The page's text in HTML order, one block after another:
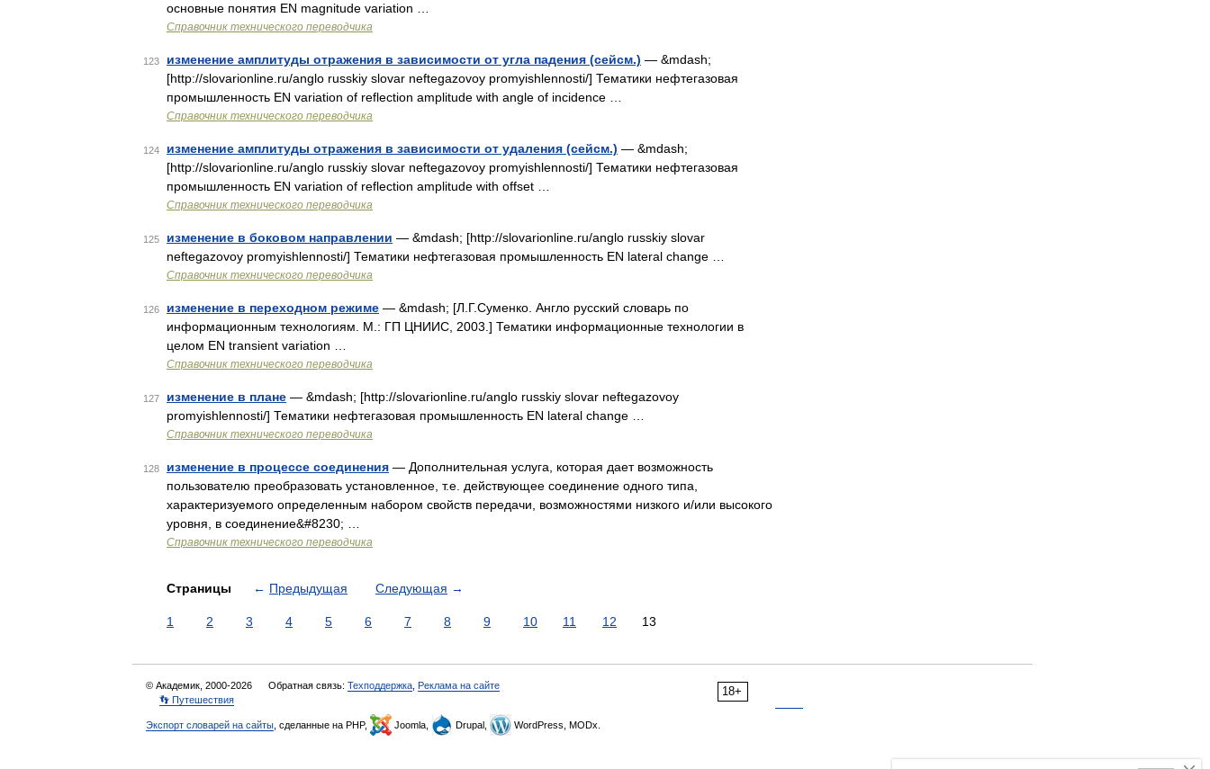
основные понятия EN magnitude variation …
Справочник технического переводчика
123 изменение амплитуды отражения в зависимости от угла падения (сейсм.) — &mdash;
[http://slovarionline.ru/anglo russkiy slovar neftegazovoy promyishlennosti/] Тематики нефтегазовая
промышленность EN variation of reflection amplitude with angle of incidence …
Справочник технического переводчика
124 изменение амплитуды отражения в зависимости от удаления (сейсм.) — &mdash;
[http://slovarionline.ru/anglo russkiy slovar neftegazovoy promyishlennosti/] Тематики нефтегазовая
промышленность EN variation of reflection amplitude with offset …
Справочник технического переводчика
125 изменение в боковом направлении — &mdash; [http://slovarionline.ru/anglo russkiy slovar
neftegazovoy promyishlennosti/] Тематики нефтегазовая промышленность EN lateral change …
Справочник технического переводчика
126 изменение в переходном режиме — &mdash; [Л.Г.Суменко. Англо русский словарь по
информационным технологиям. М.: ГП ЦНИИС, 2003.] Тематики информационные технологии в
целом EN transient variation …
Справочник технического переводчика
127 изменение в плане — &mdash; [http://slovarionline.ru/anglo russkiy slovar neftegazovoy
promyishlennosti/] Тематики нефтегазовая промышленность EN lateral change …
Справочник технического переводчика
128 изменение в процессе соединения — Дополнительная услуга, которая дает возможность
пользователю преобразовать установленное, т.е. действующее соединение одного типа,
характеризуемого определенным набором свойств передачи, возможностями низкого и/или высокого
уровня, в соединение&#8230; …
Справочник технического переводчика
Страницы ← Предыдущая Следующая →
1 2 3 4 5 6 7 8 9 10 11 12 13
18+
© Академик, 2000-2026 Обратная связь: Техподдержка Реклама на сайте
👣 Путешествия
Экспорт словарей на сайты , сделанные на PHP, Joomla, Drupal, WordPress, MODx.